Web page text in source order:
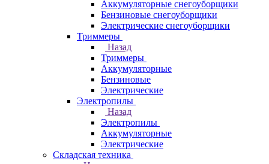
Аккумуляторные снегоуборщики
Бензиновые снегоуборщики
Электрические снегоуборщики
Триммеры
Назад
Триммеры
Аккумуляторные
Бензиновые
Электрические
Электропилы
Назад
Электропилы
Аккумуляторные
Электрические
Складская техника